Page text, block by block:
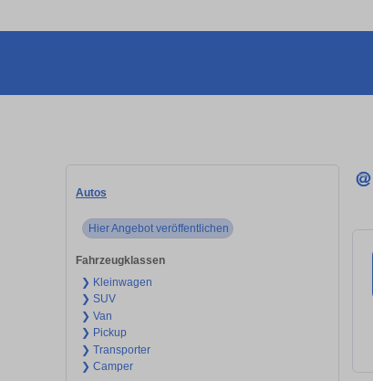
Autos
Hier Angebot veröffentlichen
Fahrzeugklassen
❯ Kleinwagen
❯ SUV
❯ Van
❯ Pickup
❯ Transporter
❯ Camper